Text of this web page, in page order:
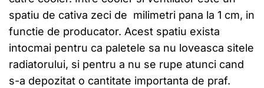
spatiu de cativa zeci de milimetri pana la 1 cm, in
functie de producator. Acest spatiu exista
intocmai pentru ca paletele sa nu loveasca sitele
radiatorului, si pentru a nu se rupe atunci cand
s-a depozitat o cantitate importanta de praf.